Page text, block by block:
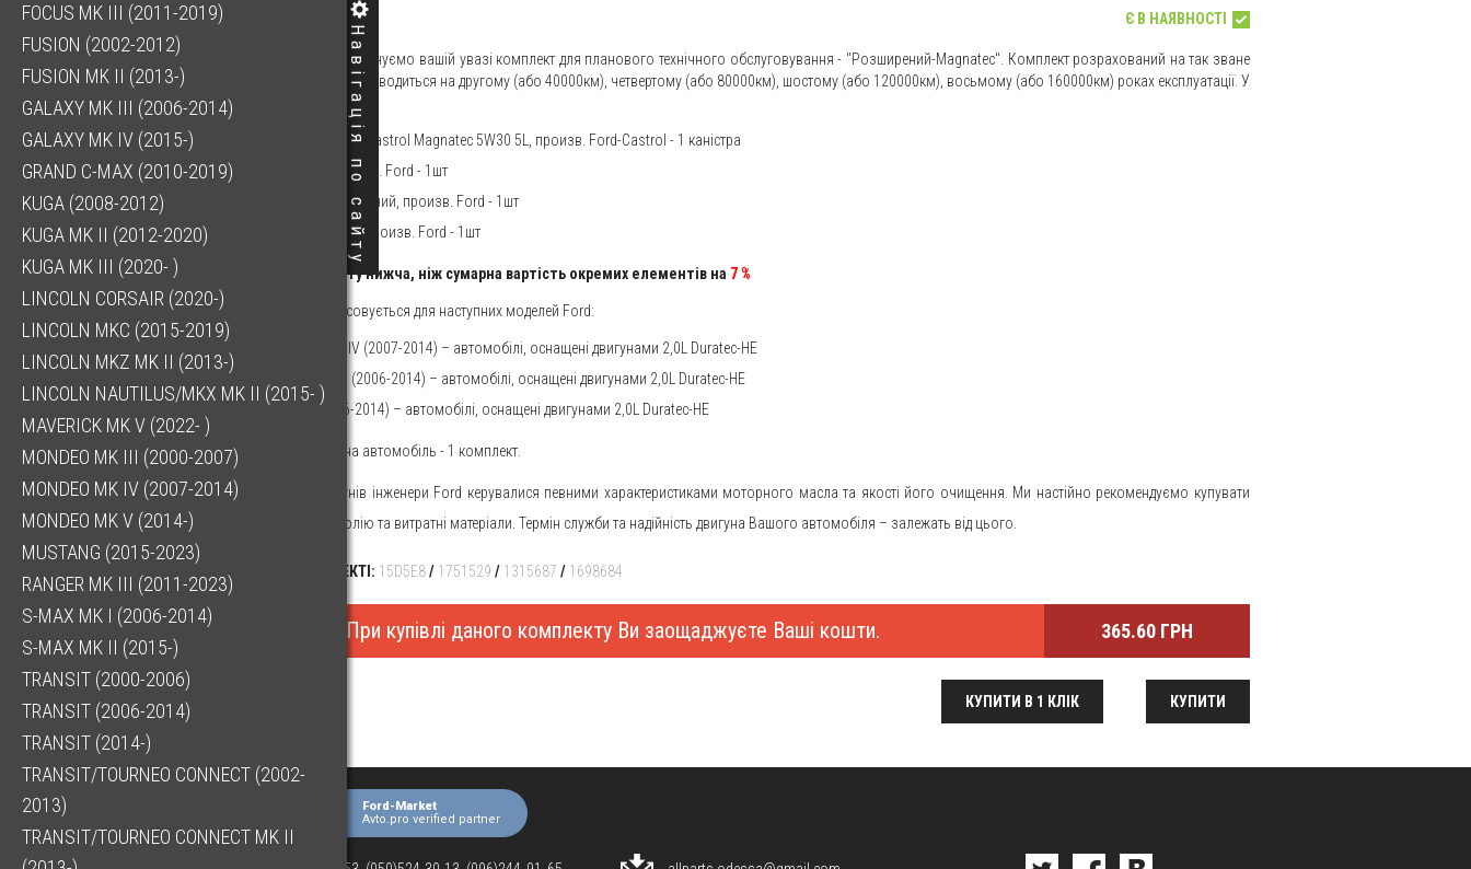
Навігація по сайту
FOCUS MK III (2011-2019)
FUSION (2002-2012)
FUSION MK II (2013-)
GALAXY MK III (2006-2014)
GALAXY MK IV (2015-)
GRAND C-MAX (2010-2019)
KUGA (2008-2012)
KUGA MK II (2012-2020)
KUGA MK III (2020- )
LINCOLN CORSAIR (2020-)
LINCOLN MKC (2015-2019)
LINCOLN MKZ MK II (2013-)
LINCOLN NAUTILUS/MKX MK II (2015- )
MAVERICK MK V (2022- )
MONDEO MK III (2000-2007)
MONDEO MK IV (2007-2014)
MONDEO MK V (2014-)
MUSTANG (2015-2023)
RANGER MK III (2011-2023)
S-MAX MK I (2006-2014)
S-MAX MK II (2015-)
TRANSIT (2000-2006)
TRANSIT (2006-2014)
TRANSIT (2014-)
TRANSIT/TOURNEO CONNECT (2002-
2013)
TRANSIT/TOURNEO CONNECT MK II
4857.25 ГРН Є В НАЯВНОСТІ
Шановні клієнти! Пропонуємо вашій увазі комплект для планового технічного обслуговування - "Розширений-Magnatec". Комплект розрахований на так зване
"Розширене ТО", яке проводиться на другому (або 40000км), четвертому (або 80000км), шостому (або 120000км), восьмому (або 160000км) роках експлуатації. У
комплект входять:
Олія моторна Ford-Castrol Magnatec 5W30 5L, произв. Ford-Castrol - 1 каністра
Фільтр масляний, вир. Ford - 1шт
Фільтр салону вугільний, произв. Ford - 1шт
Фільтр повітряний, произв. Ford - 1шт
Вартість комплекту нижча, ніж сумарна вартість окремих елементів на 7%
Цей комплект застосовується для наступних моделей Ford:
Ford Mondeo Mk IV (2007-2014) – автомобілі, оснащені двигунами 2,0L Duratec-HE
Ford Galaxy Mk III (2006-2014) – автомобілі, оснащені двигунами 2,0L Duratec-HE
Ford S-Max (2006-2014) – автомобілі, оснащені двигунами 2,0L Duratec-HE
Кількість, потрібна на автомобіль - 1 комплект.
При розробці двигунів інженери Ford керувалися певними характеристиками моторного масла та якості його очищення. Ми настійно рекомендуємо купувати
тільки оригінальну олію та витратні матеріали. Термін служби та надійність двигуна Вашого автомобіля – залежать від цього.
ТОВАРИ В КОМПЛЕКТІ: 15D5E8/ 1751529 / 1315687 / 1698684
При купівлі даного комплекту Ви заощаджуєте Ваші кошти. 365.60 ГРН
КУПИТИ
КУПИТИ В 1 КЛІК
Ford-Market
Avto.pro verified partner